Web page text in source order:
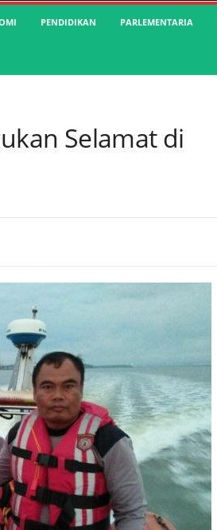
PENDIDIKAN PARLEMENTARIA
Selamat di